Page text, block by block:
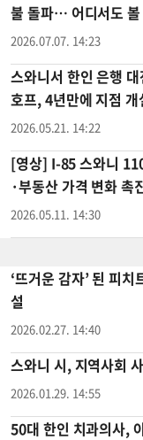
불 돌파… 어디서도
2026.07.07. 14:23
스와니서 한인 은행
호프, 4년만에 지점 개
2026.05.21. 14:22
[영상] I-85 스와니
·부동산 가격 변화 촉
2026.05.11. 14:30
‘뜨거운 감자’ 된 피
설
2026.02.27. 14:40
스와니 시, 지역사회
2026.01.29. 14:55
50대 한인 치과의사,